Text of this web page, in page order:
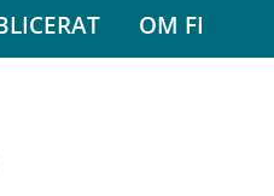
OM FI